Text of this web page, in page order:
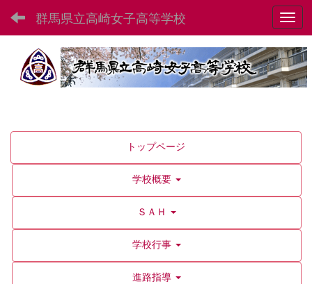
群馬県立高崎女子高等学校
トップページ
学校概要
ＳＡＨ
学校行事
進路指導